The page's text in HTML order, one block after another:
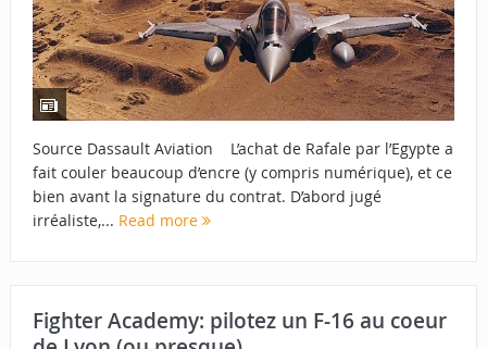
Source Dassault Aviation L’achat de Rafale par l’Egypte a
fait couler beaucoup d’encre (y compris numérique), et ce
bien avant la signature du contrat. D’abord jugé
irréaliste,... Read more
Fighter Academy: pilotez un F-16 au coeur